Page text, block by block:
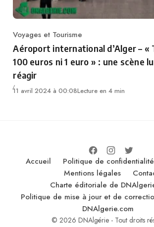
Category
Voyages et Tourisme
Aéroport international d’Alger – «
100 euros ni 1 euro » : une scène
réagir
11 avril 2024 à 00:08Lecture en 4 min
Accueil Politique de confidentialité
Mentions légales
Charte éditoriale de
Politique de mise à jour et de
DNAlgerie.com
© 2026 DNAlgérie - Tout droits